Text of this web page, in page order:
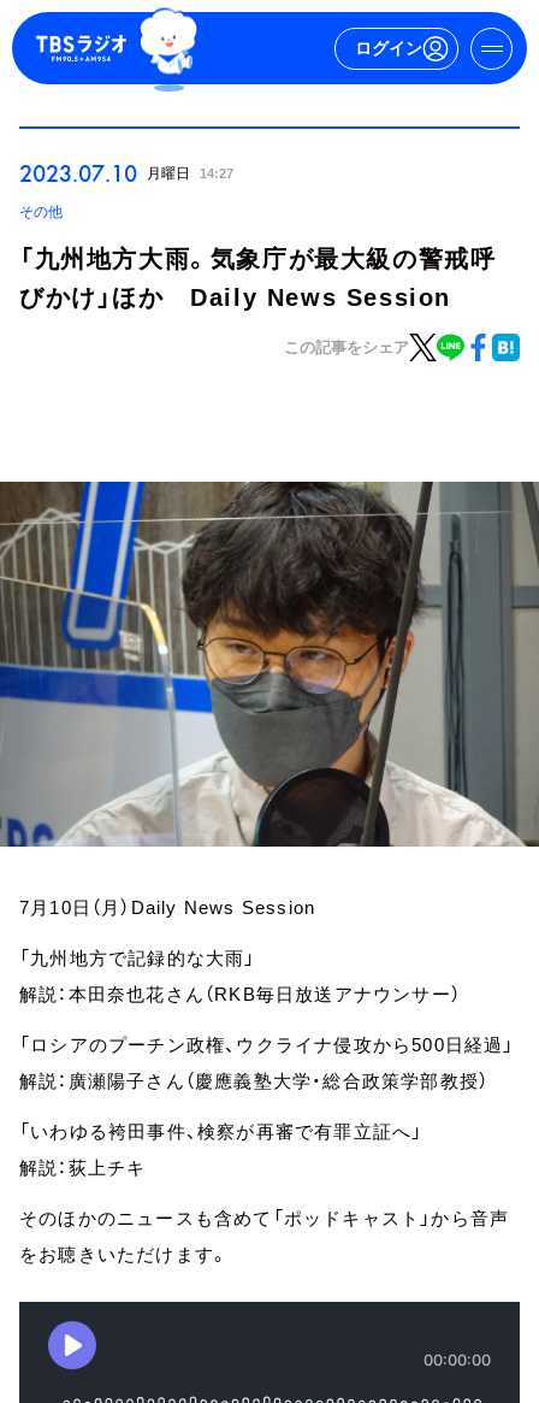
ログイン
トピックス
TBS Podcast
お知らせ
イベント・グッズ
YouTube
会社情報
2023.07.10 月曜日 14:27
その他
「九州地方大雨。気象庁が最大級の警戒呼
びかけ」ほか Daily News Session
この記事をシェア
7月10日（月）Daily News Session
「九州地方で記録的な大雨」
解説：本田奈也花さん（RKB毎日放送アナウンサー）
「ロシアのプーチン政権、ウクライナ侵攻から500日経過」
解説：廣瀬陽子さん（慶應義塾大学・総合政策学部教授）
「いわゆる袴田事件、検察が再審で有罪立証へ」
解説：荻上チキ
そのほかのニュースも含めて「ポッドキャスト」から音声
をお聴きいただけます。